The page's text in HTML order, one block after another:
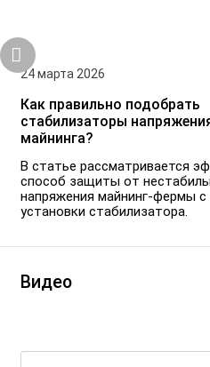
24 марта 2026
Как правильно подобрать
стабилизаторы
майнинга?
В статье рассматривается
способ защиты от
напряжения майнинг-фермы
установки стабилизатора.
Видео